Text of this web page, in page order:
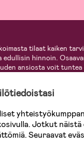
tilaat kaiken
hinnoin.
ansiosta voit
muuta. Meiltä löydät
Avent, Neonate,
Pohjoismaiden
Jotkut
Seuraavat